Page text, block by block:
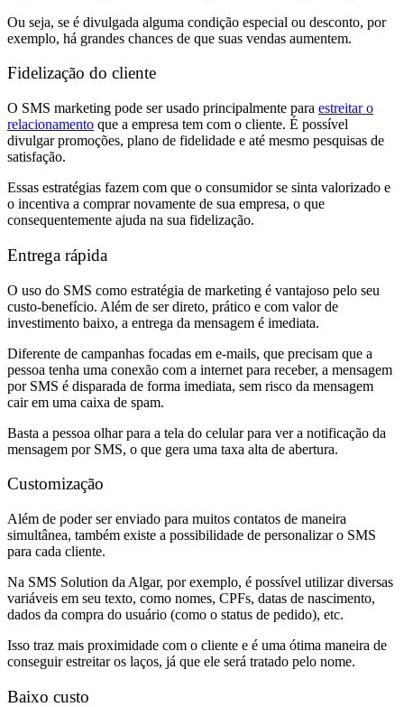
Ou seja, se é divulgada alguma condição especial ou desconto, por
exemplo, há grandes chances de que suas vendas aumentem.
Fidelização do cliente
O SMS marketing pode ser usado principalmente para estreitar o
relacionamento que a empresa tem com o cliente. É possível
divulgar promoções, plano de fidelidade e até mesmo pesquisas de
satisfação.
Essas estratégias fazem com que o consumidor se sinta valorizado e
o incentiva a comprar novamente de sua empresa, o que
consequentemente ajuda na sua fidelização.
Entrega rápida
O uso do SMS como estratégia de marketing é vantajoso pelo seu
custo-benefício. Além de ser direto, prático e com valor de
investimento baixo, a entrega da mensagem é imediata.
Diferente de campanhas focadas em e-mails, que precisam que a
pessoa tenha uma conexão com a internet para receber, a mensagem
por SMS é disparada de forma imediata, sem risco da mensagem
cair em uma caixa de spam.
Basta a pessoa olhar para a tela do celular para ver a notificação da
mensagem por SMS, o que gera uma taxa alta de abertura.
Customização
Além de poder ser enviado para muitos contatos de maneira
simultânea, também existe a possibilidade de personalizar o SMS
para cada cliente.
Na SMS Solution da Algar, por exemplo, é possível utilizar diversas
variáveis em seu texto, como nomes, CPFs, datas de nascimento,
dados da compra do usuário (como o status de pedido), etc.
Isso traz mais proximidade com o cliente e é uma ótima maneira de
conseguir estreitar os laços, já que ele será tratado pelo nome.
Baixo custo